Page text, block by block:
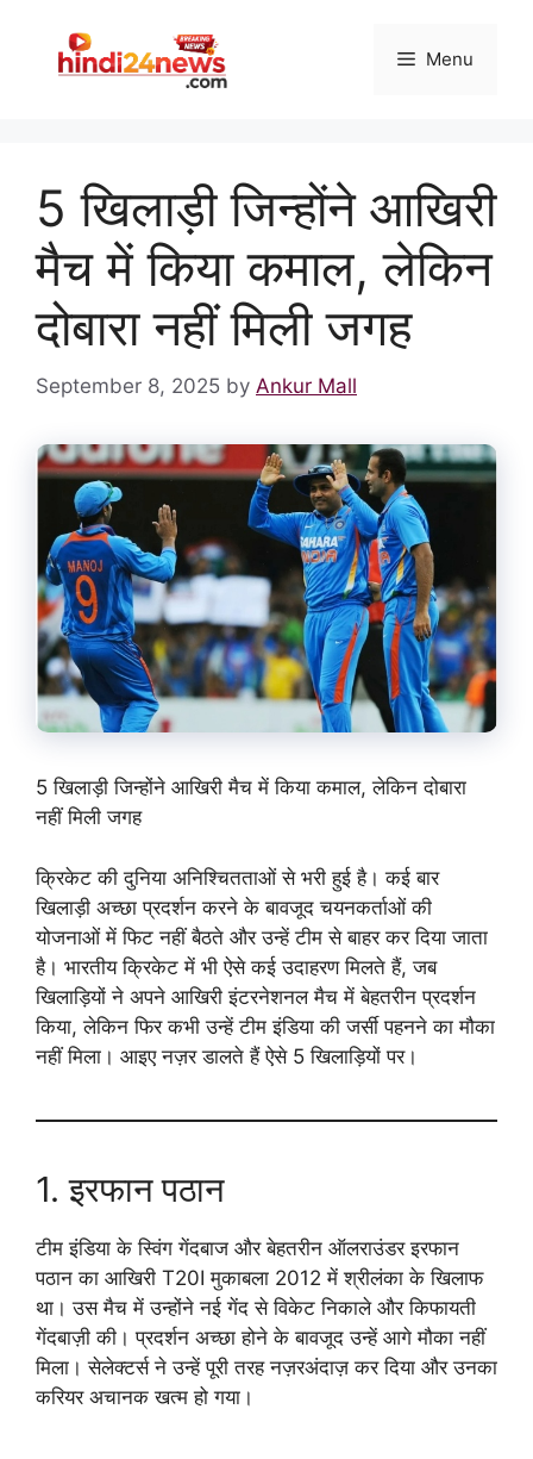
content
Menu
5 खिलाड़ी जिन्होंने आखिरी
मैच में किया कमाल, लेकिन
दोबारा नहीं मिली जगह
September 8, 2025 by Ankur Mall
5 खिलाड़ी जिन्होंने आखिरी मैच में किया कमाल, लेकिन दोबारा
नहीं मिली जगह
क्रिकेट की दुनिया अनिश्चितताओं से भरी हुई है। कई बार
खिलाड़ी अच्छा प्रदर्शन करने के बावजूद चयनकर्ताओं की
योजनाओं में फिट नहीं बैठते और उन्हें टीम से बाहर कर दिया जाता
है। भारतीय क्रिकेट में भी ऐसे कई उदाहरण मिलते हैं, जब
खिलाड़ियों ने अपने आखिरी इंटरनेशनल मैच में बेहतरीन प्रदर्शन
किया, लेकिन फिर कभी उन्हें टीम इंडिया की जर्सी पहनने का मौका
नहीं मिला। आइए नज़र डालते हैं ऐसे 5 खिलाड़ियों पर।
1. इरफान पठान
टीम इंडिया के स्विंग गेंदबाज और बेहतरीन ऑलराउंडर इरफान
पठान का आखिरी T20I मुकाबला 2012 में श्रीलंका के खिलाफ
था। उस मैच में उन्होंने नई गेंद से विकेट निकाले और किफायती
गेंदबाज़ी की। प्रदर्शन अच्छा होने के बावजूद उन्हें आगे मौका नहीं
मिला। सेलेक्टर्स ने उन्हें पूरी तरह नज़रअंदाज़ कर दिया और उनका
करियर अचानक खत्म हो गया।